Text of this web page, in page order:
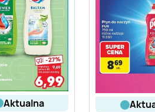
aktualna